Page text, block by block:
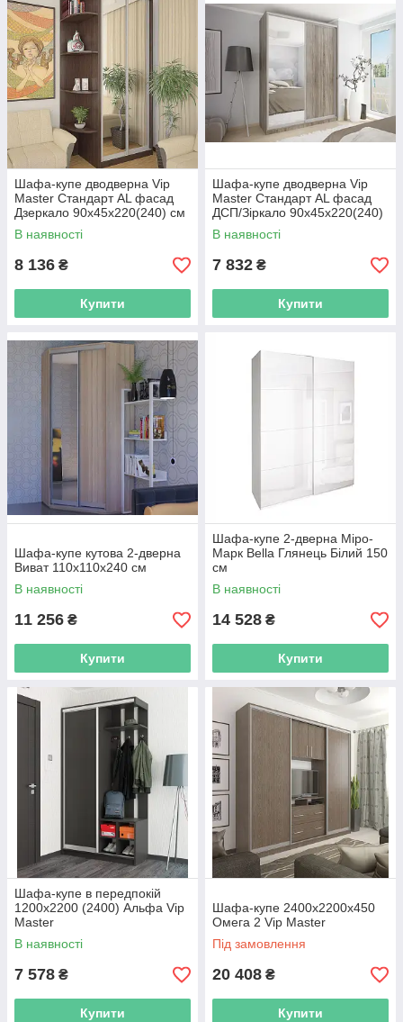
Шафа-купе дводверна Vip
Master Стандарт AL фасад
Дзеркало 90х45х220(240) см
В наявності
8 136 ₴
Купити
Шафа-купе дводверна Vip
Master Стандарт AL фасад
ДСП/Зіркало 90х45х220(240)
см
В наявності
7 832 ₴
Купити
Шафа-купе кутова 2-дверна
Виват 110х110х240 см
В наявності
11 256 ₴
Купити
Шафа-купе 2-дверна Міро-
Марк Bella Глянець Білий 150
см
В наявності
14 528 ₴
Купити
Шафа-купе в передпокій
1200х2200 (2400) Альфа Vip
Master
В наявності
7 578 ₴
Купити
Шафа-купе 2400х2200х450
Омега 2 Vip Master
Під замовлення
20 408 ₴
Купити